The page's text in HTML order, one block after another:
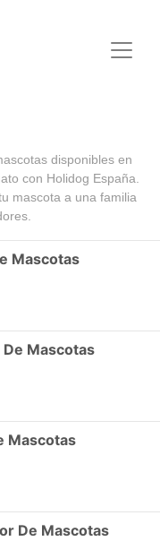
disponibles en
con Holidog España.
mascota a una familia
Mascotas
Mascotas
Mascotas
De Mascotas